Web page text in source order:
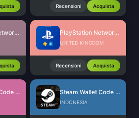
Recensioni Acquista
PlayStation Network Card (MY) PlayStation Network Card (UK)
UNITED KINGDOM
Recensioni Acquista
Steam Wallet Code (MYR) Steam Wallet Code (IDR)
INDONESIA